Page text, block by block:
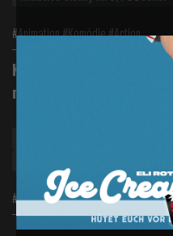
#Animation #Komödie #Action
KFK | Die Schule der
magischen Tiere 4
#Abenteuer #Komödie #Familie